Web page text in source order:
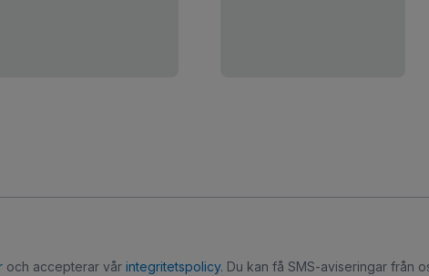
och accepterar vår integritetspolicy. Du kan få SMS-aviseringar från